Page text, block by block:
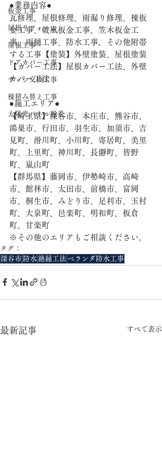
板金工事
屋根リフォーム
屋根工事
ドアカバー工事
サッシ交換工事
棟積み替え工事
太陽光パネル脱着
●業務内容●
瓦修理、屋根修理、雨漏り修理、棟板
金工事、破風板金工事、笠木板金工
事、雨樋工事、防水工事，その他附帯
する工事【塗装】外壁塗装、屋根塗装
【カバー工法】屋根カバー工法、外壁
カバー工法
●施工エリア●
【埼玉県】深谷市、本庄市、熊谷市、
鴻巣市、行田市、羽生市、加須市、吉
見町、滑川町、小川町、寄居町、美里
町、上里町、神川町、長瀞町、皆野
町、嵐山町
【群馬県】藤岡市、伊勢崎市、高崎
市、館林市、太田市、前橋市、富岡
市、桐生市、みどり市、足利市、玉村
町、大泉町、邑楽町、明和町、板倉
町、甘楽町
※その他のエリアもご相談ください。
タグ：
深谷市 防水 絶縁工法 ベランダ防水工事
最新記事 すべて表示